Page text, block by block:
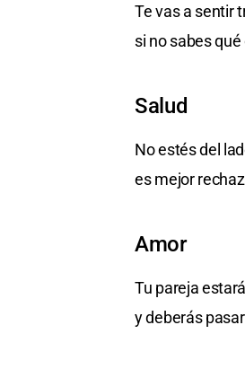
Te vas a sentir
si no sabes
Salud
No estés del
es mejor
Amor
Tu pareja
y deberás